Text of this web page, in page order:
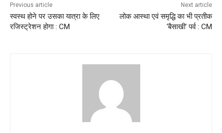
Previous article
स्वस्थ होने पर उसका यात्रा के लिए
रजिस्ट्रेशन होगा : CM
Next article
लोक आस्था एवं समृद्धि का भी प्रतीक
‘बैसाखी’ पर्व : CM